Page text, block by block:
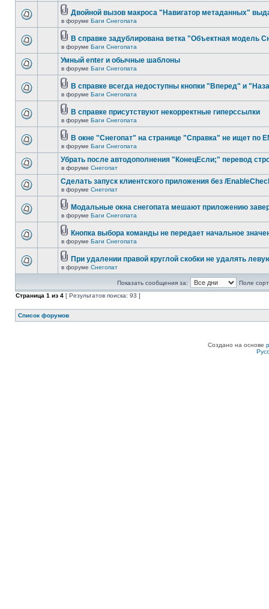
Двойной вызов макроса "Навигатор метаданных"
в форуме Баги Снегопата
В справке задублирована ветка "Объектная модель
в форуме Баги Снегопата
Умный enter и обычные шаблоны
в форуме Баги Снегопата
В справке всегда недоступны кнопки "Вперед" и
в форуме Баги Снегопата
В справке присутствуют некорректные гиперссылки
в форуме Баги Снегопата
В окне "Снегопат" на странице "Справка" не ищет по
в форуме Баги Снегопата
Убрать после автодополнения "КонецЕсли;" перевод
в форуме Снегопат
Cделать запуск клиентского приложения без /
в форуме Снегопат
Модальные окна снегопата мешают приложению
в форуме Баги Снегопата
Кнопка выбора команды не передает начальное
в форуме Баги Снегопата
При удалении правой круглой скобки не удалять
в форуме Снегопат
Показать сообщения за:
Поле
Страница 1 из 4 [ Результатов поиска: 93 ]
Список форумов
Создано на основе